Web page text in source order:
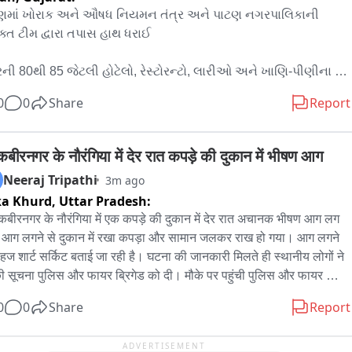
ખોરાક અને ઔષધ નિયમન તંત્ર અને પાટણ નગરપાલિકાની
ટીમ દ્વારા તપાસ હાથ ધરાઈ
80થી 85 જેટલી હોટેલો, રેસ્ટોરન્ટો, લારીઓ અને ખાણિ-પીણીના
કરવામાં આવ્યો
કૃત્રિમ કલરવાળો મસાલો, કલરવાળા ચાઇનીઝ સ્નેક્સ, વારંવાર
કરાયેલ બળેલું તેલ, એક્સપાયરી પેકિંગ ફૂડ તેમજ ન્યૂઝ પેપરમાં
ખોરાકનો નાશ કરવામાં આવ્યો
નગરપાલિકાએ આરોગ્યના નિયમોનું ઉલ્લંઘન કરનારા વેપારીઓ
રૂ. 40,500નો સ્થળ પર જ દંડ વસૂલ્યો
કરાયેલ અખાદ્ય સામાનનો માખણીયા પ્રોસેસિંગ સાઇટ ખાતે ખાડો
નાશ કરવામાં આવ્યો
0 Share Report
के नौरंगिया में देर रात कपड़े की दुकान में भीषण आग
Neeraj Tripathi 3m ago
Khurd, Uttar Pradesh:
के नौरंगिया में एक कपड़े की दुकान में देर रात अचानक भीषण आग लग
लगने से दुकान में रखा कपड़ा और सामान जलकर राख हो गया। आग लगने
शार्ट सर्किट बताई जा रही है। घटना की जानकारी मिलते ही स्थानीय लोगों ने
सूचना पुलिस और फायर ब्रिगेड को दी। मौके पर पहुंची पुलिस और फायर
सामान जलकर खाक हो गया। हालांकि आग लगने की घटना में किसी तरह की
0 Share Report
ADVERTISEMENT